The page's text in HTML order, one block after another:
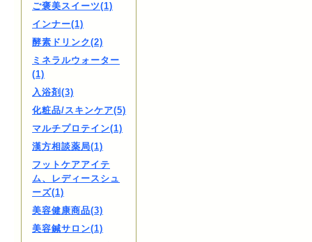
ご褒美スイーツ(1)
インナー(1)
酵素ドリンク(2)
ミネラルウォーター
(1)
入浴剤(3)
化粧品/スキンケア(5)
マルチプロテイン(1)
漢方相談薬局(1)
フットケアアイテ
ム、レディースシュ
ーズ(1)
美容健康商品(3)
美容鍼サロン(1)